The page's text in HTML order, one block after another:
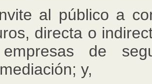
al público a
directa o
de
y,